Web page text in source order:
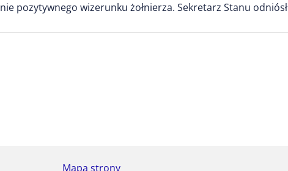
pozytywnego wizerunku żołnierza. Sekretarz Stanu
Mapa strony